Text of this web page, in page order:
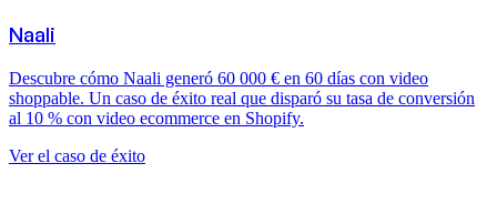
Naali
Descubre cómo Naali generó 60 000 € en 60 días con video
shoppable. Un caso de éxito real que disparó su tasa de conversión
al 10 % con video ecommerce en Shopify.
Ver el caso de éxito